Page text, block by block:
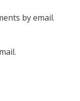
by email.